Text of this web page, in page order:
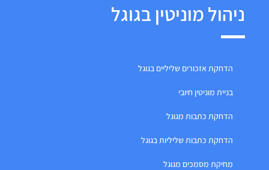
ניהול מוניטין בגוגל
הדחקת אזכורים שליליים בגוגל
בניית מוניטין חיובי
הדחקת כתבות מגוגל
הדחקת כתבות שליליות בגוגל
מחיקת מסמכים מגוגל